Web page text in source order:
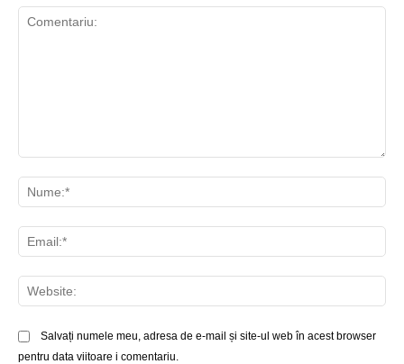
Salvați numele meu, adresa de e-mail și site-ul web în acest browser
pentru data viitoare i comentariu.